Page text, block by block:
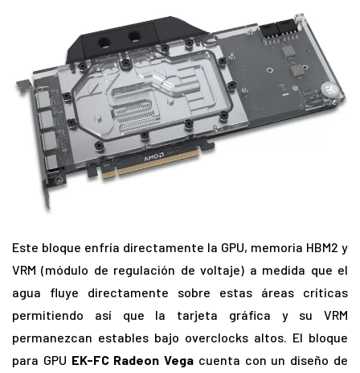
Este bloque enfría directamente la GPU, memoria HBM2 y
VRM (módulo de regulación de voltaje) a medida que el
agua fluye directamente sobre estas áreas críticas
permitiendo así que la tarjeta gráfica y su VRM
permanezcan estables bajo overclocks altos. El bloque
para GPU EK-FC Radeon Vega cuenta con un diseño de